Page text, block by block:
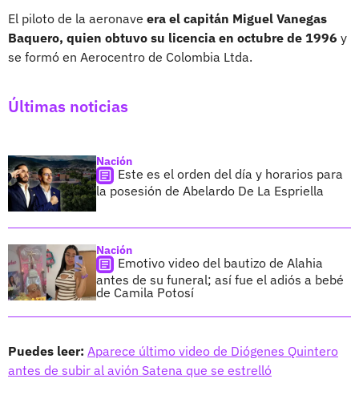
El piloto de la aeronave era el capitán Miguel Vanegas
Baquero, quien obtuvo su licencia en octubre de 1996 y
se formó en Aerocentro de Colombia Ltda.
Últimas noticias
Nación
Este es el orden del día y horarios para
la posesión de Abelardo De La Espriella
Nación
Emotivo video del bautizo de Alahia
antes de su funeral; así fue el adiós a bebé
de Camila Potosí
Puedes leer: Aparece último video de Diógenes Quintero
antes de subir al avión Satena que se estrelló